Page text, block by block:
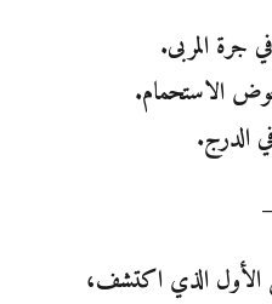
جرة المربى.
الاستحمام.
الدرج.
الأول الذي اكتشف،